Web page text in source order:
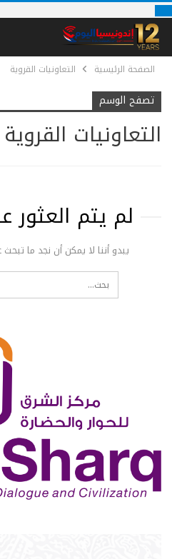
الصفحة الرئيسية التعاونيات القروية
تصفح الوسم
التعاونيات القروية
لم يتم
يبدو أننا لا يمكن أن نجد ما